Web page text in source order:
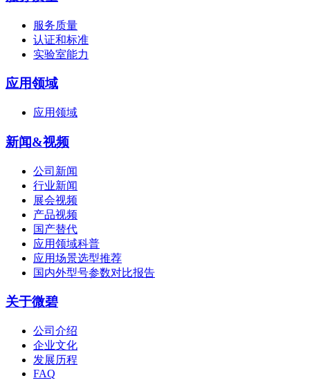
服务质量
认证和标准
实验室能力
应用领域
应用领域
新闻&视频
公司新闻
行业新闻
展会视频
产品视频
国产替代
应用领域科普
应用场景选型推荐
国内外型号参数对比报告
关于微碧
公司介绍
企业文化
发展历程
FAQ